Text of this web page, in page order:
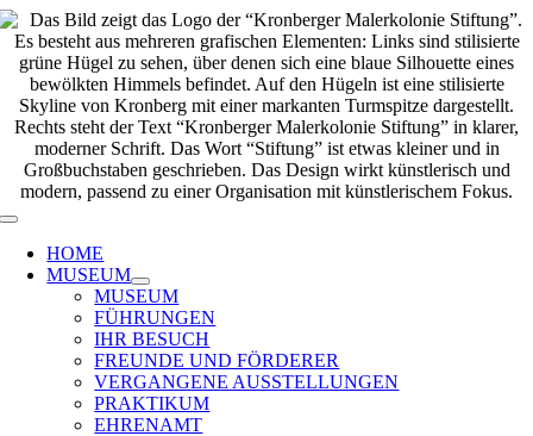
Zum
Inhalt
springen
Toggle
Navigation
HOME
MUSEUM
MUSEUM
FÜHRUNGEN
IHR BESUCH
FREUNDE UND FÖRDERER
VERGANGENE AUSSTELLUNGEN
PRAKTIKUM
EHRENAMT